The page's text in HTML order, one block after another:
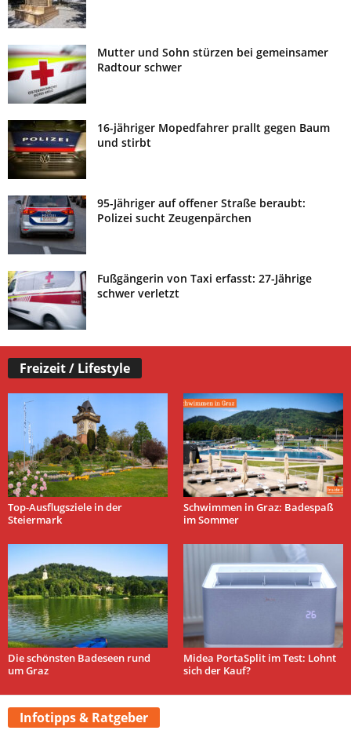
Mutter und Sohn stürzen bei gemeinsamer
Radtour schwer
16-jähriger Mopedfahrer prallt gegen Baum
und stirbt
95-Jähriger auf offener Straße beraubt:
Polizei sucht Zeugenpärchen
Fußgängerin von Taxi erfasst: 27-Jährige
schwer verletzt
Freizeit / Lifestyle
Top-Ausflugsziele in der
Steiermark
Schwimmen in Graz: Badespaß
im Sommer
Die schönsten Badeseen rund
um Graz
Midea PortaSplit im Test: Lohnt
sich der Kauf?
Infotipps & Ratgeber